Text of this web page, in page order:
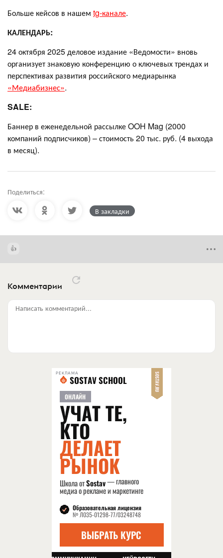
Больше кейсов в нашем tg-канале.
КАЛЕНДАРЬ:
24 октября 2025 деловое издание «Ведомости» вновь
организует знаковую конференцию о ключевых трендах и
перспективах развития российского медиарынка
«Медиабизнес».
SALE:
Баннер в еженедельной рассылке OOH Mag (2000
компаний подписчиков) – стоимость 20 тыс. руб. (4 выхода
в месяц).
Поделиться:
В закладки
Комментарии
Написать комментарий...
РЕКЛАМА